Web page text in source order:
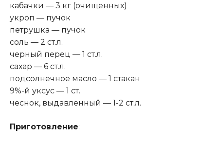
кабачки — 3 кг (очищенных)
укроп — пучок
петрушка — пучок
соль — 2 ст.л.
черный перец — 1 ст.л.
сахар — 6 ст.л.
подсолнечное масло — 1 стакан
9%-й уксус — 1 ст.
чеснок, выдавленный — 1-2 ст.л.
Приготовление: